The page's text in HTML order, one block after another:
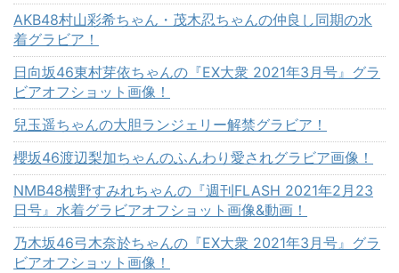
AKB48村山彩希ちゃん・茂木忍ちゃんの仲良し同期の水
着グラビア！
日向坂46東村芽依ちゃんの『EX大衆 2021年3月号』グラ
ビアオフショット画像！
兒玉遥ちゃんの大胆ランジェリー解禁グラビア！
櫻坂46渡辺梨加ちゃんのふんわり愛されグラビア画像！
NMB48横野すみれちゃんの『週刊FLASH 2021年2月23
日号』水着グラビアオフショット画像&動画！
乃木坂46弓木奈於ちゃんの『EX大衆 2021年3月号』グラ
ビアオフショット画像！